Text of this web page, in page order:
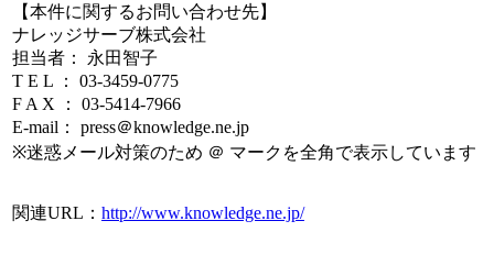
【本件に関するお問い合わせ先】
ナレッジサーブ株式会社
担当者： 永田智子
T E L ： 03-3459-0775
F A X ： 03-5414-7966
E-mail： press＠knowledge.ne.jp
※迷惑メール対策のため ＠ マークを全角で表示しています
関連URL： http://www.knowledge.ne.jp/